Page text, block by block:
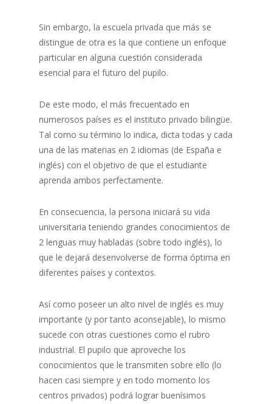
Sin embargo, la escuela privada que más se
distingue de otra es la que contiene un enfoque
particular en alguna cuestión considerada
esencial para el futuro del pupilo.
De este modo, el más frecuentado en
numerosos países es el instituto privado bilingüe.
Tal como su término lo indica, dicta todas y cada
una de las materias en 2 idiomas (de España e
inglés) con el objetivo de que el estudiante
aprenda ambos perfectamente.
En consecuencia, la persona iniciará su vida
universitaria teniendo grandes conocimientos de
2 lenguas muy habladas (sobre todo inglés), lo
que le dejará desenvolverse de forma óptima en
diferentes países y contextos.
Así como poseer un alto nivel de inglés es muy
importante (y por tanto aconsejable), lo mismo
sucede con otras cuestiones como el rubro
industrial. El pupilo que aproveche los
conocimientos que le transmiten sobre ello (lo
hacen casi siempre y en todo momento los
centros privados) podrá lograr buenísimos